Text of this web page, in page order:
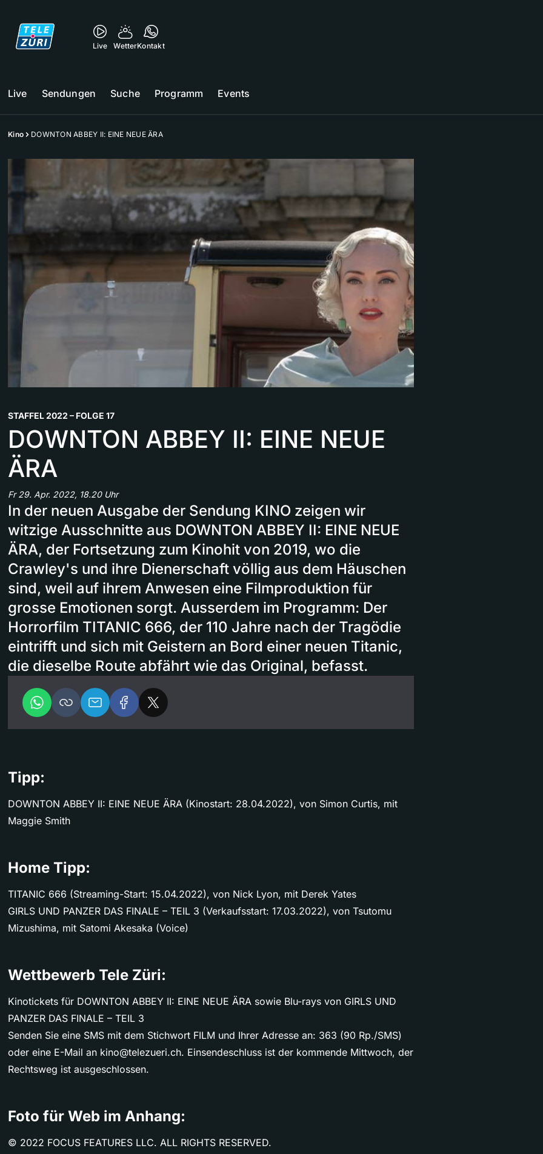
Live WetterKontakt
Live Sendungen Suche Programm Events
Kino DOWNTON ABBEY II: EINE NEUE ÄRA
STAFFEL 2022 – FOLGE 17
DOWNTON ABBEY II: EINE NEUE
ÄRA
Fr 29. Apr. 2022, 18.20 Uhr
In der neuen Ausgabe der Sendung KINO zeigen wir
witzige Ausschnitte aus DOWNTON ABBEY II: EINE NEUE
ÄRA, der Fortsetzung zum Kinohit von 2019, wo die
Crawley's und ihre Dienerschaft völlig aus dem Häuschen
sind, weil auf ihrem Anwesen eine Filmproduktion für
grosse Emotionen sorgt. Ausserdem im Programm: Der
Horrorfilm TITANIC 666, der 110 Jahre nach der Tragödie
eintrifft und sich mit Geistern an Bord einer neuen Titanic,
die dieselbe Route abfährt wie das Original, befasst.
Tipp:
DOWNTON ABBEY II: EINE NEUE ÄRA (Kinostart: 28.04.2022), von Simon Curtis, mit
Maggie Smith
Home Tipp:
TITANIC 666 (Streaming-Start: 15.04.2022), von Nick Lyon, mit Derek Yates
GIRLS UND PANZER DAS FINALE – TEIL 3 (Verkaufsstart: 17.03.2022), von Tsutomu
Mizushima, mit Satomi Akesaka (Voice)
Wettbewerb Tele Züri:
Kinotickets für DOWNTON ABBEY II: EINE NEUE ÄRA sowie Blu-rays von GIRLS UND
PANZER DAS FINALE – TEIL 3
Senden Sie eine SMS mit dem Stichwort FILM und Ihrer Adresse an: 363 (90 Rp./SMS)
oder eine E-Mail an kino@telezueri.ch. Einsendeschluss ist der kommende Mittwoch, der
Rechtsweg ist ausgeschlossen.
Foto für Web im Anhang:
© 2022 FOCUS FEATURES LLC. ALL RIGHTS RESERVED.